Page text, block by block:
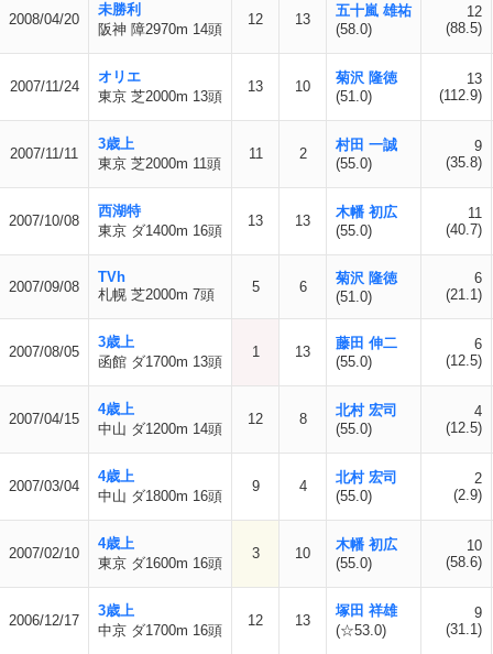
2008/04/20
未勝利
阪神 障2970m 14頭
12 13
五十嵐 雄祐
(58.0)
12
(88.5)
2007/11/24
オリエ
東京 芝2000m 13頭
13 10
菊沢 隆徳
(51.0)
13
(112.9)
2007/11/11
3歳上
東京 芝2000m 11頭
11 2
村田 一誠
(55.0)
9
(35.8)
2007/10/08
西湖特
東京 ダ1400m 16頭
13 13
木幡 初広
(55.0)
11
(40.7)
2007/09/08
TVh
札幌 芝2000m 7頭
5 6
菊沢 隆徳
(51.0)
6
(21.1)
2007/08/05
3歳上
函館 ダ1700m 13頭
1 13
藤田 伸二
(55.0)
6
(12.5)
2007/04/15
4歳上
中山 ダ1200m 14頭
12 8
北村 宏司
(55.0)
4
(12.5)
2007/03/04
4歳上
中山 ダ1800m 16頭
9 4
北村 宏司
(55.0)
2
(2.9)
2007/02/10
4歳上
東京 ダ1600m 16頭
3 10
木幡 初広
(55.0)
10
(58.6)
2006/12/17
3歳上
中京 ダ1700m 16頭
12 13
塚田 祥雄
(☆53.0)
9
(31.1)